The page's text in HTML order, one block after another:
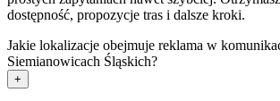
dostępność, propozycje tras i dalsze kroki.
Jakie lokalizacje obejmuje reklama w
Siemianowicach Śląskich?
+